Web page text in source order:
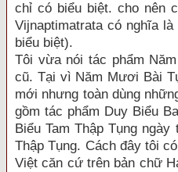
chỉ có biểu biệt. cho nên
Vijnaptimatrata có nghĩa
biểu biệt).
Tôi vừa nói tác phẩm
cũ. Tại vì Năm Mươi Bài
mới nhưng toàn dùng
gồm tác phẩm Duy Biểu
Biểu Tam Thập Tụng
Thập Tụng. Cách đây tôi
Việt căn cứ trên bản chữ